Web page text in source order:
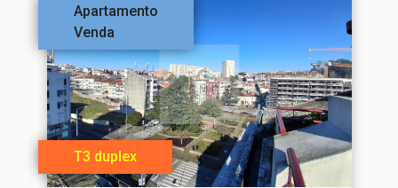
Apartamento
Venda
T3 duplex